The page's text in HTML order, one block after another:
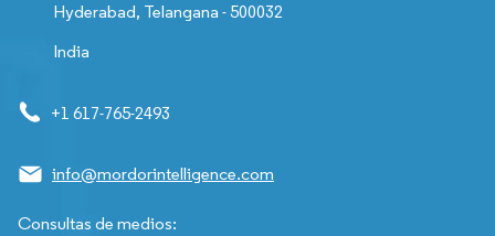
Hyderabad, Telangana - 500032
India
+1 617-765-2493
info@mordorintelligence.com
Consultas de medios: